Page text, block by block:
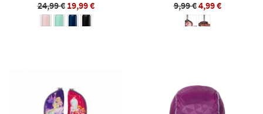
24,99 € 19,99 €
9,99 €4,99 €